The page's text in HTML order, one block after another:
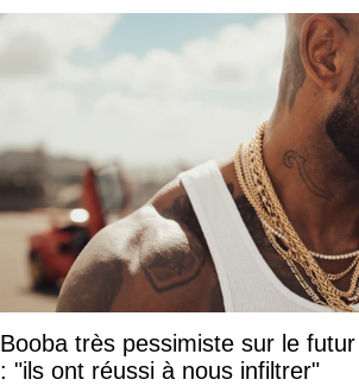
Booba très pessimiste sur le
: "ils ont réussi à nous infiltrer"